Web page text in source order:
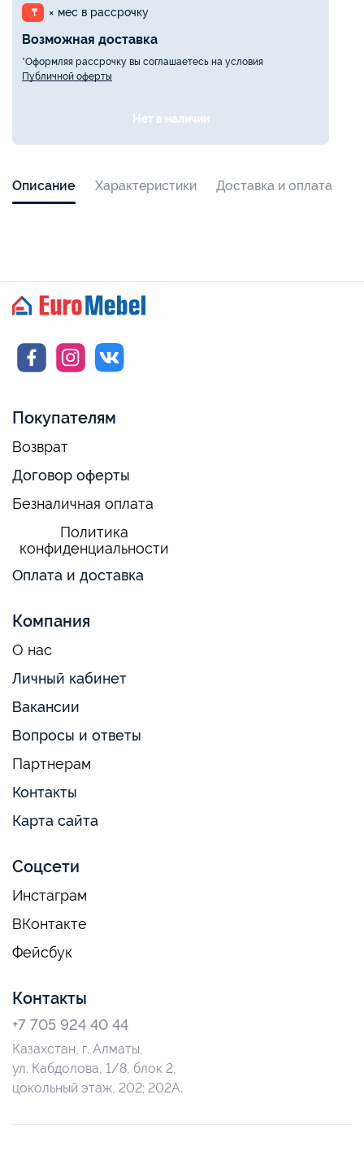
₸ × мес в рассрочку
Возможная доставка
*Оформляя рассрочку вы соглашаетесь на условия
Публичной оферты
Нет в наличии
Описание Характеристики Доставка и оплата
Покупателям
Возврат
Договор оферты
Безналичная оплата
Политика
конфиденциальности
Оплата и доставка
Компания
О нас
Личный кабинет
Вакансии
Вопросы и ответы
Партнерам
Контакты
Карта сайта
Соцсети
Инстаграм
ВКонтакте
Фейсбук
Контакты
+7 705 924 40 44
Казахстан, г. Алматы,
ул. Кабдолова, 1/8, блок 2,
цокольный этаж, 202; 202А.